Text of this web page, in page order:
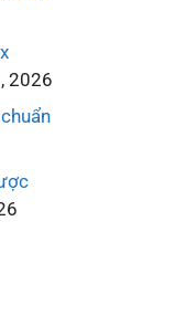
2026